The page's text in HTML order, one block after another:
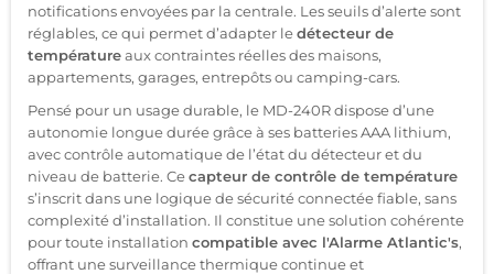
notifications envoyées par la centrale. Les seuils d’alerte sont
réglables, ce qui permet d’adapter ledétecteur de
températureaux contraintes réelles des maisons,
appartements, garages, entrepôts ou camping-cars.
Pensé pour un usage durable, le MD-240R dispose d’une
autonomie longue durée grâce à ses batteries AAA lithium,
avec contrôle automatique de l’état du détecteur et du
niveau de batterie. Cecapteur de contrôle de température
s’inscrit dans une logique de sécurité connectée fiable, sans
complexité d’installation. Il constitue une solution cohérente
pour toute installation compatible avec l'Alarme Atlantic's,
offrant une surveillance thermique continue et